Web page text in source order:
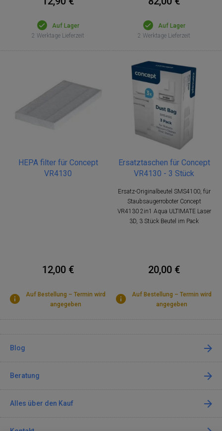
Auf Lager
2 Werktage Lieferzeit
Auf Lager
2 Werktage Lieferzeit
HEPA filter für Concept
VR4130
12,00 €
Auf Bestellung – Termin wird
angegeben
Ersatztaschen für Concept
VR4130 - 3 Stück
Ersatz-Originalbeutel SMS4100, für
Staubsaugerroboter Concept
VR4130 2in1 Aqua ULTIMATE Laser
3D, 3 Stück Beutel im Pack
20,00 €
Auf Bestellung – Termin wird
angegeben
Blog
Beratung
Alles über den Kauf